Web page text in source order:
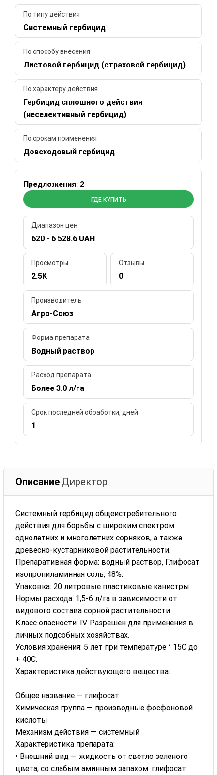
По типу действия
Системный гербицид
По способу внесения
Листовой гербицид (страховой гербицид)
По характеру действия
Гербицид сплошного действия
(неселективный гербицид)
По срокам применения
Довсходовый гербицид
Предложения: 2
ГДЕ КУПИТЬ
Диапазон цен
620 - 6 528.6 UAH
Просмотры
2.5K
Отзывы
0
Производитель
Агро-Союз
Форма препарата
Водный раствор
Расход препарата
Более 3.0 л/га
Срок последней обработки, дней
1
Описание Директор
Системный гербицид общеистребительного
действия для борьбы с широким спектром
однолетних и многолетних сорняков, а также
древесно-кустарниковой растительности.
Препаративная форма: водный раствор, Глифосат
изопропиламинная соль, 48%.
Упаковка: 20 литровые пластиковые канистры
Нормы расхода: 1,5-6 л/га в зависимости от
видового состава сорной растительности
Класс опасности: IV. Разрешен для применения в
личных подсобных хозяйствах.
Условия хранения: 5 лет при температуре ° 15С до
+ 40С.
Характеристика действующего вещества:
Общее название — глифосат
Химическая группа — производные фосфоновой
кислоты
Механизм действия — системный
Характеристика препарата:
• Внешний вид — жидкость от светло зеленого
цвета, со слабым аминным запахом. глифосат